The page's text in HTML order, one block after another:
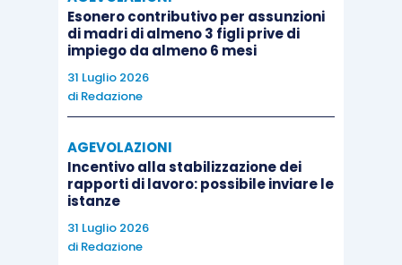
solo “siamo protetti?”, ma anche“quanto ci
costerebbe non esserlo?”.
Questo approccio consente agli Studi di:
prendere decisioni più consapevoli
investimenti in cybersecurity;
identificare le priorità di intervento
base al potenziale impatto;
giustificare scelte organizzative
Esonero contributivo per assunzioni
di madri di almeno 3 figli prive di
impiego da almeno 6 mesi
31 Luglio 2026
di Redazione
AGEVOLAZIONI
Incentivo alla stabilizzazione dei
rapporti di lavoro: possibile inviare le
istanze
31 Luglio 2026
di Redazione